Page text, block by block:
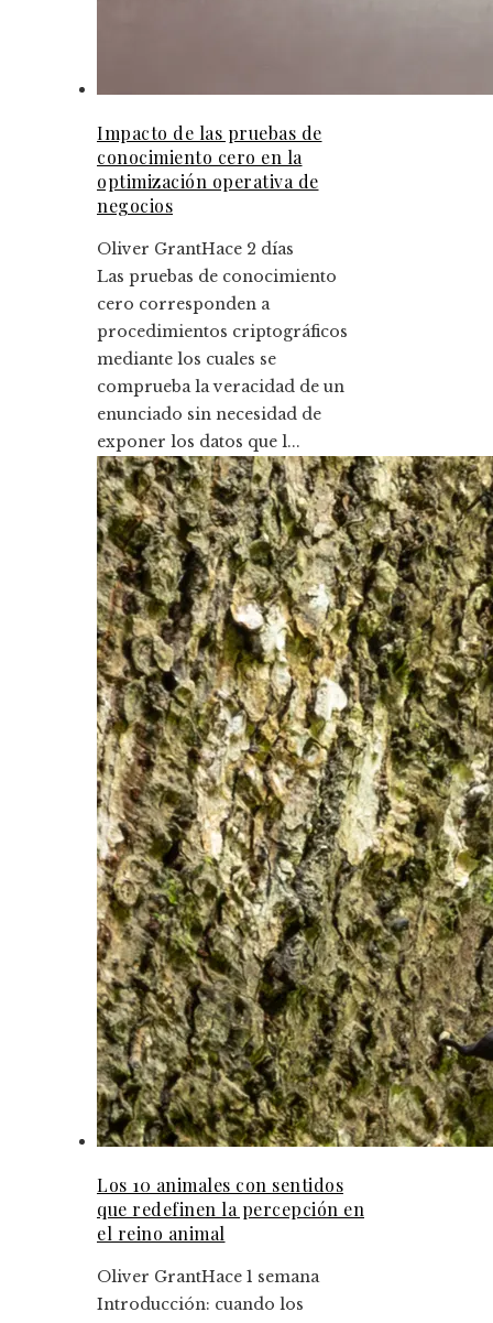
Impacto de las pruebas de
conocimiento cero en la
optimización operativa de
negocios
Oliver GrantHace 2 días
Las pruebas de conocimiento
cero corresponden a
procedimientos criptográficos
mediante los cuales se
comprueba la veracidad de un
enunciado sin necesidad de
exponer los datos que l...
Los 10 animales con sentidos
que redefinen la percepción en
el reino animal
Oliver GrantHace 1 semana
Introducción: cuando los